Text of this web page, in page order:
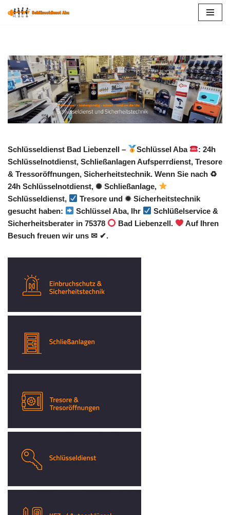
Schlüsseldienst Bad Liebenzell – Schlüssel Aba
: 24h
Schlüsselnotdienst, Schließanlagen Aufsperrdienst, Tresore
& Tressoröffnungen, Sicherheitstechnik. Wenn Sie nach ♻
24h Schlüsselnotdienst, ✺ Schließanlage,
Schlüsseldienst,
Tresore und ✹ Sicherheitstechnik
gesucht haben:
Schlüssel Aba, Ihr
Schlüßelservice &
Sicherheitsberater in 75378
Bad Liebenzell.
Auf Ihren
Besuch freuen wir uns ✉ ✔.